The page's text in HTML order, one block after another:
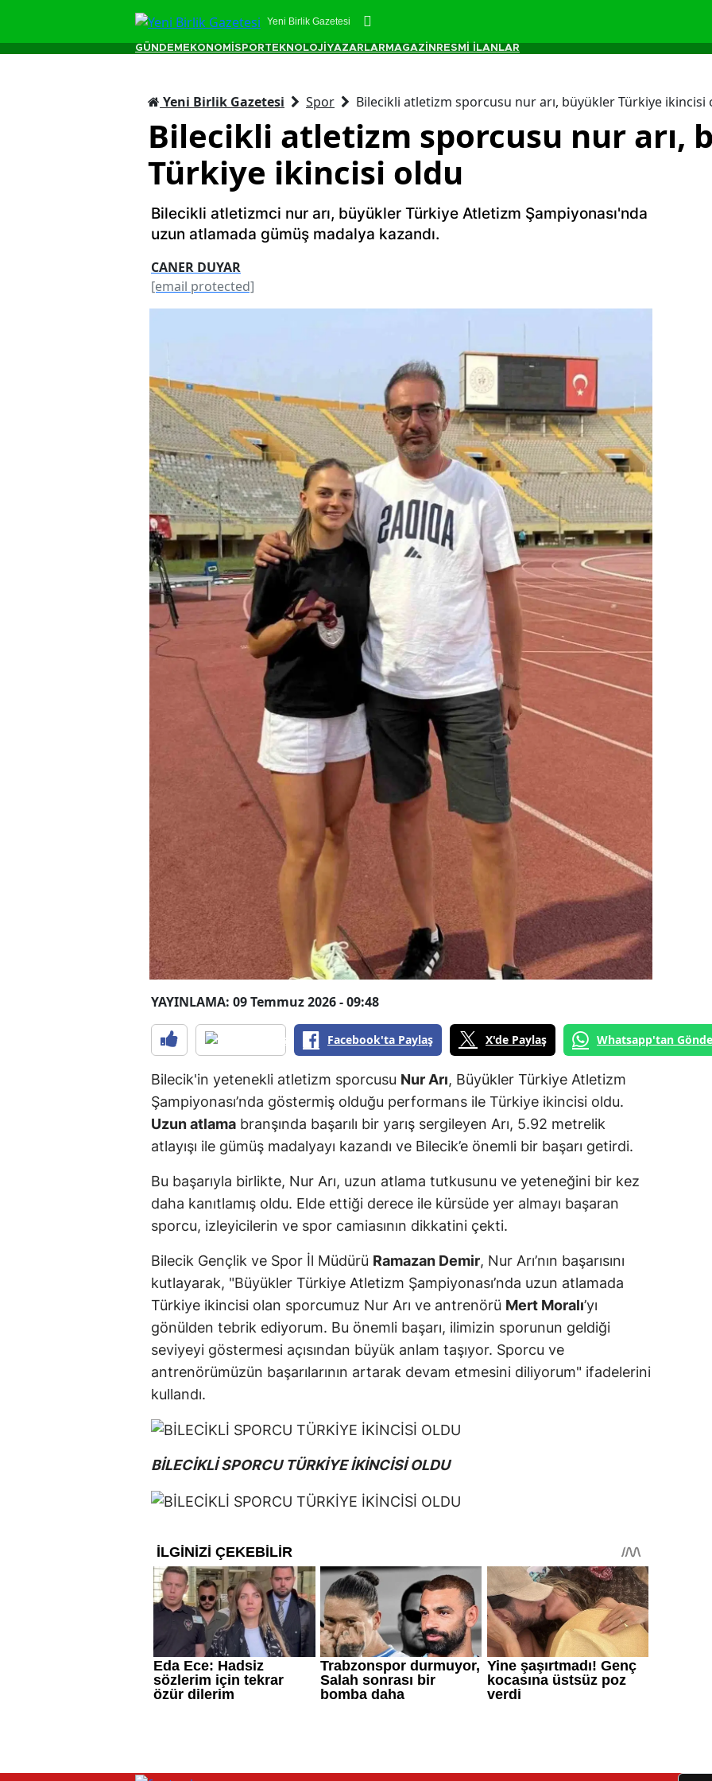
Yeni Birlik Gazetesi
GÜNDEM EKONOMİ SPORTEKNOLOJİ YAZARLAR MAGAZİN RESMİ İLANLAR
Yeni Birlik Gazetesi Spor Bilecikli atletizm sporcusu nur arı, büyükler Türkiye ikincisi
Bilecikli atletizm sporcusu nur arı,
Türkiye ikincisi oldu
Bilecikli atletizmci nur arı, büyükler Türkiye Atletizm Şampiyonası'nda
uzun atlamada gümüş madalya kazandı.
CANER DUYAR
[email protected]
YAYINLAMA: 09 Temmuz 2026 - 09:48
Facebook'ta Paylaş X'de Paylaş Whatsapp'tan
Bilecik'in yetenekli atletizm sporcusu Nur Arı, Büyükler Türkiye Atletizm
Şampiyonası’nda göstermiş olduğu performans ile Türkiye ikincisi oldu.
Uzun atlama branşında başarılı bir yarış sergileyen Arı, 5.92 metrelik
atlayışı ile gümüş madalyayı kazandı ve Bilecik’e önemli bir başarı getirdi.
Bu başarıyla birlikte, Nur Arı, uzun atlama tutkusunu ve yeteneğini bir kez
daha kanıtlamış oldu. Elde ettiği derece ile kürsüde yer almayı başaran
sporcu, izleyicilerin ve spor camiasının dikkatini çekti.
Bilecik Gençlik ve Spor İl Müdürü Ramazan Demir, Nur Arı’nın başarısını
kutlayarak, "Büyükler Türkiye Atletizm Şampiyonası’nda uzun atlamada
Türkiye ikincisi olan sporcumuz Nur Arı ve antrenörü Mert Moralı’yı
gönülden tebrik ediyorum. Bu önemli başarı, ilimizin sporunun geldiği
seviyeyi göstermesi açısından büyük anlam taşıyor. Sporcu ve
antrenörümüzün başarılarının artarak devam etmesini diliyorum" ifadelerini
kullandı.
BİLECİKLİ SPORCU TÜRKİYE İKİNCİSİ OLDU